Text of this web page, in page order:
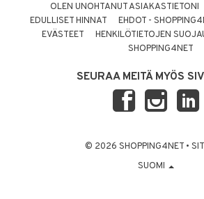
OLEN UNOHTANUT ASIAKASTIETONI
EDULLISET HINNAT
EHDOT -
EVÄSTEET
HENKILÖTIETOJEN
SHOPPING4NET
SEURAA MEITÄ MYÖS
© 2026 SHOPPING4NET •
SUOMI